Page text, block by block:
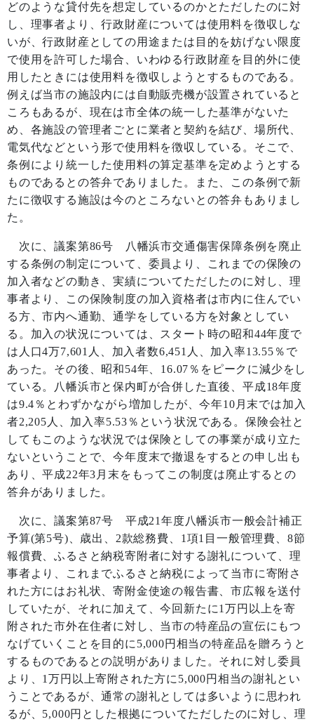
どのような貸付先を想定しているのかとただしたのに対
し、理事者より、行政財産については使用料を徴収しな
いが、行政財産としての用途または目的を妨げない限度
で使用を許可した場合、いわゆる行政財産を目的外に使
用したときには使用料を徴収しようとするものである。
例えば当市の施設内には自動販売機が設置されていると
ころもあるが、現在は市全体の統一した基準がないた
め、各施設の管理者ごとに業者と契約を結び、場所代、
電気代などという形で使用料を徴収している。そこで、
条例により統一した使用料の算定基準を定めようとする
ものであるとの答弁でありました。また、この条例で新
たに徴収する施設は今のところないとの答弁もありまし
た。
次に、議案第86号 八幡浜市交通傷害保障条例を廃止
する条例の制定について、委員より、これまでの保険の
加入者などの動き、実績についてただしたのに対し、理
事者より、この保険制度の加入資格者は市内に住んでい
る方、市内へ通勤、通学をしている方を対象としてい
る。加入の状況については、スタート時の昭和44年度で
は人口4万7,601 人、加入者数6,451 人、加入率13.55 ％で
あった。その後、昭和54年、 16.07 ％をピークに減少をし
ている。八幡浜市と保内町が合併した直後、平成18年度
は9.4 ％とわずかながら増加したが、今年10 月末では加入
者2,205 人、加入率5.53 ％という状況である。保険会社と
してもこのような状況では保険としての事業が成り立た
ないということで、今年度末で撤退をするとの申し出も
あり、平成22年3 月末をもってこの制度は廃止するとの
答弁がありました。
次に、議案第87号 平成21年度八幡浜市一般会計補正
予算(第5号) 、歳出、 2款総務費、 1 項1 目一般管理費、 8節
報償費、ふるさと納税寄附者に対する謝礼について、理
事者より、これまでふるさと納税によって当市に寄附さ
れた方にはお礼状、寄附金使途の報告書、市広報を送付
していたが、それに加えて、今回新たに1万円以上を寄
附された市外在住者に対し、当市の特産品の宣伝にもつ
なげていくことを目的に 5,000円相当の特産品を贈ろうと
するものであるとの説明がありました。それに対し委員
より、 1万円以上寄附された方に 5,000円相当の謝礼とい
うことであるが、通常の謝礼としては多いように思われ
るが、 5,000円とした根拠についてただしたのに対し、理